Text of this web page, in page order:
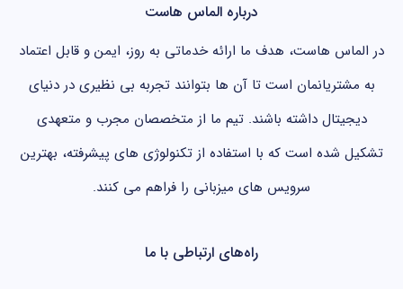
درباره الماس هاست
در الماس هاست، هدف ما ارائه خدماتی به روز، ایمن و قابل اعتماد
به مشتریانمان است تا آن ها بتوانند تجربه بی نظیری در دنیای
دیجیتال داشته باشند. تیم ما از متخصصان مجرب و متعهدی
تشکیل شده است که با استفاده از تکنولوژی های پیشرفته، بهترین
سرویس های میزبانی را فراهم می کنند.
راه‌های ارتباطی با ما